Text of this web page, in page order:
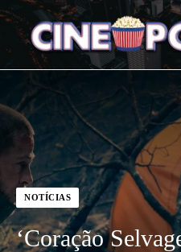
NOTÍCIAS
‘Coração